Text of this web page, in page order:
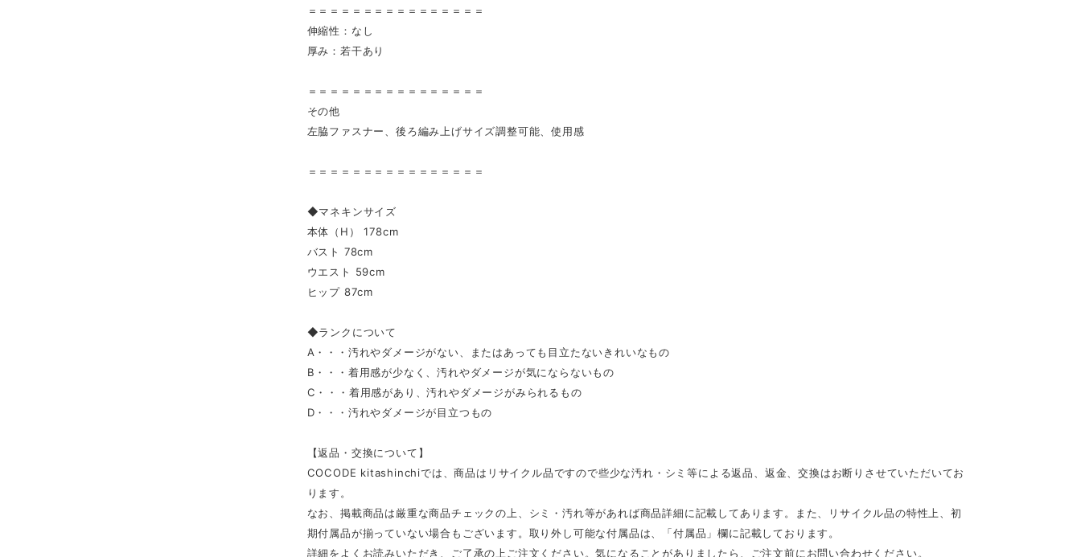
＝＝＝＝＝＝＝＝＝＝＝＝＝＝＝＝
伸縮性：なし
厚み：若干あり
＝＝＝＝＝＝＝＝＝＝＝＝＝＝＝＝
その他
左脇ファスナー、後ろ編み上げサイズ調整可能、使用感
＝＝＝＝＝＝＝＝＝＝＝＝＝＝＝＝
◆マネキンサイズ
本体（H） 178cm
バスト 78cm
ウエスト 59cm
ヒップ 87cm
◆ランクについて
A・・・汚れやダメージがない、またはあっても目立たないきれいなもの
B・・・着用感が少なく、汚れやダメージが気にならないもの
C・・・着用感があり、汚れやダメージがみられるもの
D・・・汚れやダメージが目立つもの
【返品・交換について】
COCODE kitashinchiでは、商品はリサイクル品ですので些少な汚れ・シミ等による返品、返金、交換はお断りさせていただいてお
ります。
なお、掲載商品は厳重な商品チェックの上、シミ・汚れ等があれば商品詳細に記載してあります。また、リサイクル品の特性上、初
期付属品が揃っていない場合もございます。取り外し可能な付属品は、「付属品」欄に記載しております。
詳細をよくお読みいただき、ご了承の上ご注文ください。気になることがありましたら、ご注文前にお問い合わせください。